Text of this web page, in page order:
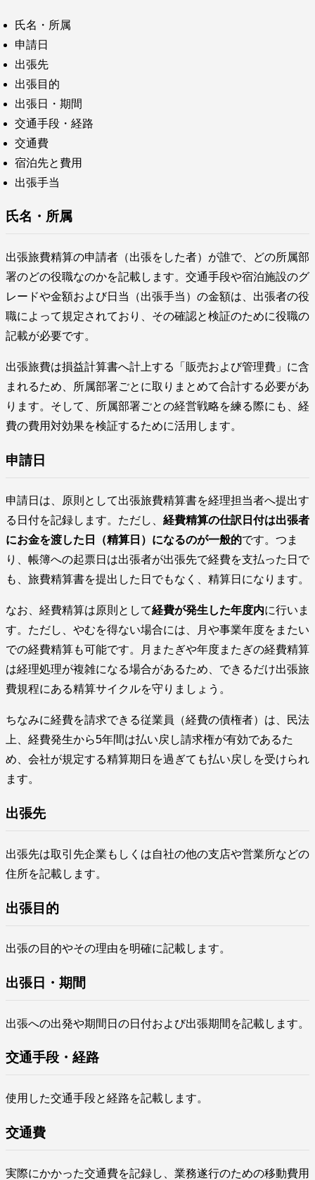
氏名・所属
申請日
出張先
出張目的
出張日・期間
交通手段・経路
交通費
宿泊先と費用
出張手当
氏名・所属
出張旅費精算の申請者（出張をした者）が誰で、どの所属部
署のどの役職なのかを記載します。交通手段や宿泊施設のグ
レードや金額および日当（出張手当）の金額は、出張者の役
職によって規定されており、その確認と検証のために役職の
記載が必要です。
出張旅費は損益計算書へ計上する「販売および管理費」に含
まれるため、所属部署ごとに取りまとめて合計する必要があ
ります。そして、所属部署ごとの経営戦略を練る際にも、経
費の費用対効果を検証するために活用します。
申請日
申請日は、原則として出張旅費精算書を経理担当者へ提出す
る日付を記録します。ただし、 経費精算の仕訳日付は出張者
にお金を渡した日（精算日）になるのが一般的です。つま
り、帳簿への起票日は出張者が出張先で経費を支払った日で
も、旅費精算書を提出した日でもなく、精算日になります。
なお、経費精算は原則として経費が発生した年度内に行いま
す。ただし、やむを得ない場合には、月や事業年度をまたい
での経費精算も可能です。月またぎや年度またぎの経費精算
は経理処理が複雑になる場合があるため、できるだけ出張旅
費規程にある精算サイクルを守りましょう。
ちなみに経費を請求できる従業員（経費の債権者）は、民法
上、経費発生から5年間は払い戻し請求権が有効であるた
め、会社が規定する精算期日を過ぎても払い戻しを受けられ
ます。
出張先
出張先は取引先企業もしくは自社の他の支店や営業所などの
住所を記載します。
出張目的
出張の目的やその理由を明確に記載します。
出張日・期間
出張への出発や期間日の日付および出張期間を記載します。
交通手段・経路
使用した交通手段と経路を記載します。
交通費
実際にかかった交通費を記録し、業務遂行のための移動費用